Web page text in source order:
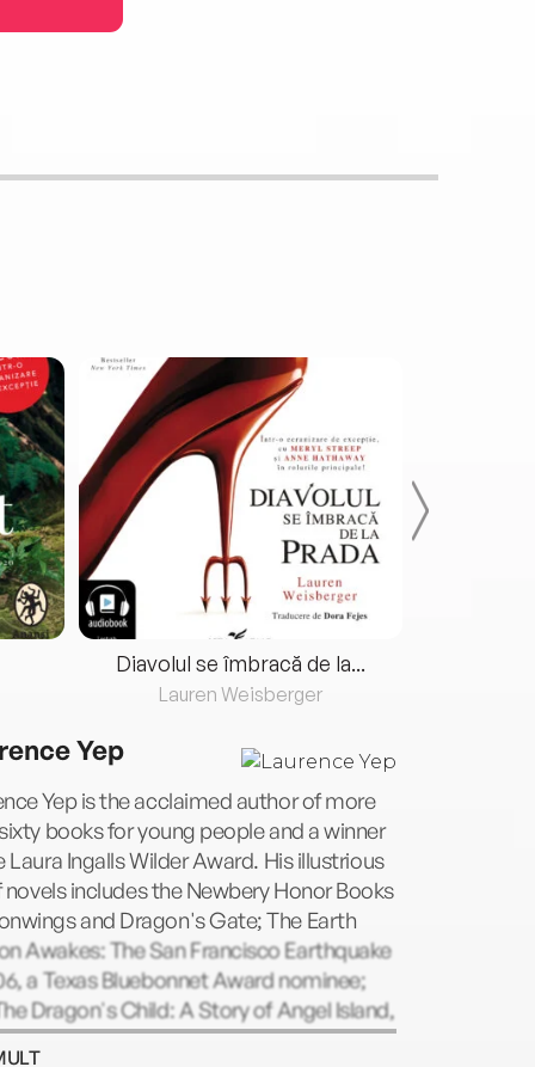
Diavolul se îmbracă de la...
Lauren Weisberger
Yep
Yep is the acclaimed author of more
books for young people and a winner
Laura Ingalls Wilder Award. His illustrious
novels includes the Newbery Honor Books
and Dragon's Gate; The Earth
Awakes: The San Francisco Earthquake
a Texas Bluebonnet Award nominee;
Dragon's Child: A Story of Angel Island,
he cowrote with his niece, Dr. Kathleen S.